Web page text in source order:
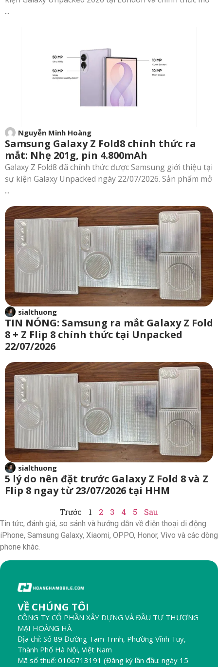
...
Nguyễn Minh Hoàng
Samsung Galaxy Z Fold8 chính thức ra
mắt: Nhẹ 201g, pin 4.800mAh
Galaxy Z Fold8 đã chính thức được Samsung giới thiệu tại
sự kiện Galaxy Unpacked ngày 22/07/2026. Sản phẩm mở
...
sialthuong
TIN NÓNG: Samsung ra mắt Galaxy Z Fold
8 + Z Flip 8 chính thức tại Unpacked
22/07/2026
sialthuong
5 lý do nên đặt trước Galaxy Z Fold 8 và Z
Flip 8 ngay từ 23/07/2026 tại HHM
Trước 1 2 3 4 5 Sau
Tin tức, đánh giá, so sánh và hướng dẫn về điện thoại di động:
iPhone, Samsung Galaxy, Xiaomi, OPPO, Honor, Vivo và các dòng
phone khác.
VỀ CHÚNG TÔI
CÔNG TY CỔ PHẦN XÂY DỰNG VÀ ĐẦU TƯ THƯƠNG
MẠI HOÀNG HÀ
Địa chỉ: Số 89 Đường Tam Trinh, Phường Vĩnh Tuy,
Thành Phố Hà Nội, Việt Nam
Mã số thuế: 0106713191 (Đăng ký lần đầu: ngày 15